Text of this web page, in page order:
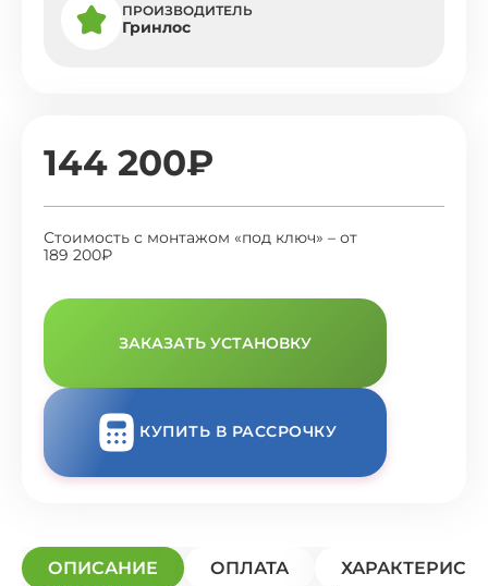
ПРОИЗВОДИТЕЛЬ
Гринлос
144 200₽
Стоимость с монтажом «под ключ» – от
189 200₽
ЗАКАЗАТЬ УСТАНОВКУ
КУПИТЬ В РАССРОЧКУ
ОПИСАНИЕ ОПЛАТА